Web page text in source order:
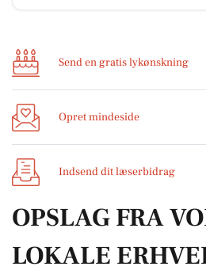
Send en gratis lykønskning
Opret mindeside
Indsend dit læserbidrag
OPSLAG FRA
LOKALE